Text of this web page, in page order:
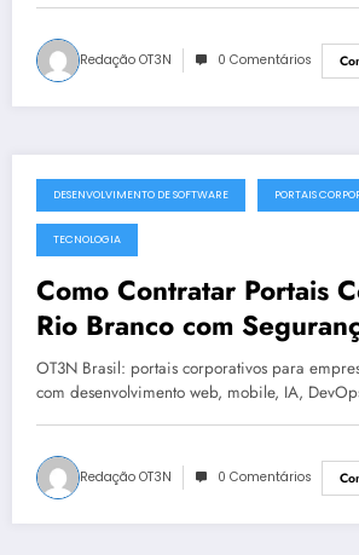
Redação OT3N 0 Comentários
julho 19, 2025
DESENVOLVIMENTO DE SOFTWARE PORTAIS
TECNOLOGIA
Como Contratar Portais
Rio Branco com
Brasil
OT3N Brasil: portais corporativos para
com desenvolvimento web, mobile, IA,
Redação OT3N 0 Comentários